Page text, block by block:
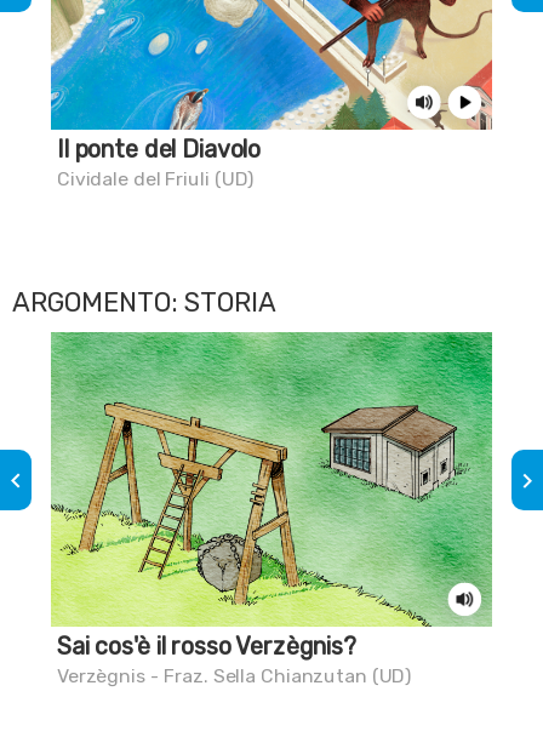
Il ponte del Diavolo
Cividale del Friuli (UD)
ARGOMENTO: STORIA
Sai cos'è il rosso Verzègnis?
Verzègnis - Fraz. Sella Chianzutan (UD)
keyboard_arrow_left keyboard_arrow_right